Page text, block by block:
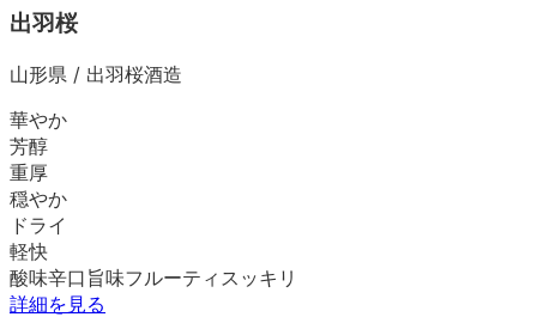
出羽桜
山形県 / 出羽桜酒造
華やか
芳醇
重厚
穏やか
ドライ
軽快
酸味辛口 旨味フルーティ スッキリ
詳細を見る